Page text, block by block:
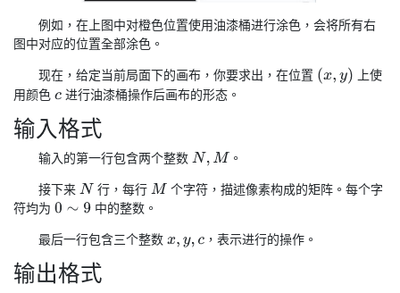
例如，在上图中对橙色位置使用油漆桶进行涂色，会将所有右
图中对应的位置全部涂色。
现在，给定当前局面下的画布，你要求出，在位置 (x,y )
上使
用颜色 c进行油漆桶操作后画布的形态。
输入格式
输入的第一行包含两个整数 N,M 。
接下来 N 行，每行 M
个字符，描述像素构成的矩阵。每个字
符均为 0 ∼9 中的整数。
最后一行包含三个整数 x,y,c ，表示进行的操作。
输出格式